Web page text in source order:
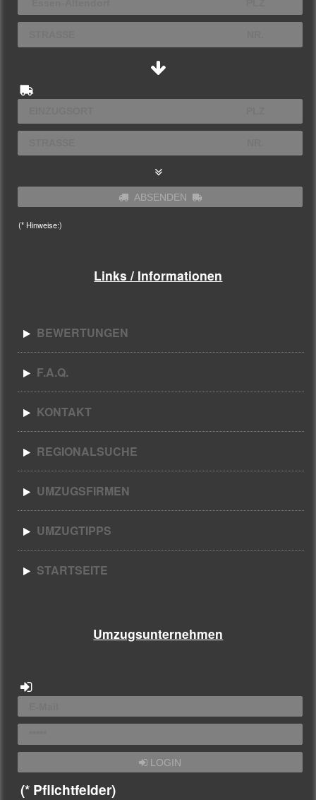
ABSENDEN
(* Hinweise:)
Links / Informationen
BEWERTUNGEN
F.A.Q.
KONTAKT
REGIONALSUCHE
UMZUGSFIRMEN
UMZUGTIPPS
STARTSEITE
Umzugsunternehmen
LOGIN
(* Pflichtfelder)